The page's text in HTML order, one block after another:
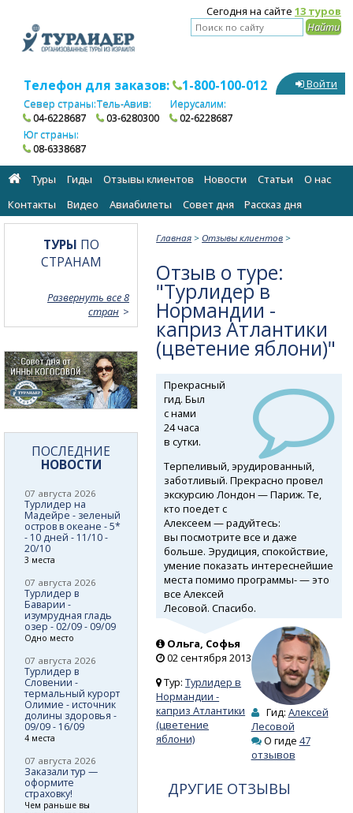
Сегодня на сайте 13 туров
Телефон для заказов: 1-800-100-012
Север страны:
04-6228687
Тель-Авив:
03-6280300
Иерусалим:
02-6228687
Юг страны:
08-6338687
Войти
Туры Гиды Отзывы клиентов Новости Статьи
О нас
Контакты
Видео Авиабилеты Cовет дня Рассказ дня
Главная > Отзывы клиентов >
Отзыв о туре:
"Турлидер в
Нормандии -
каприз Атлантики
(цветение яблони)"
Прекрасный
гид. Был
с нами
24 часа
в сутки.
Терпеливый, эрудированный,
заботливый. Прекрасно провел
экскурсию Лондон — Париж. Те,
кто поедет с
Алексеем — радуйтесь:
вы посмотрите все и даже
больше. Эрудиция, спокойствие,
умение показать интереснейшие
места помимо программы- — это
все Алексей
Лесовой. Спасибо.
Ольга, Софья
02 сентября 2013
Тур:Турлидер в
Нормандии -
каприз Атлантики
(цветение
яблони)
Гид: Алексей
Лесовой
О гиде 47
отзывов
ДРУГИЕ ОТЗЫВЫ
ТУРЫ ПО
СТРАНАМ
Развернуть все 8
стран
ПОСЛЕДНИЕ
НОВОСТИ
07 августа 2026
Турлидер на
Мадейре - зеленый
остров в океане - 5*
- 10 дней - 11/10 -
20/10
3 места
07 августа 2026
Турлидер в
Баварии -
изумрудная гладь
озер - 02/09 - 09/09
Одно место
07 августа 2026
Турлидер в
Словении -
термальный курорт
Олимие - источник
долины здоровья -
09/09 - 16/09
4 места
07 августа 2026
Заказали тур —
оформите
страховку!
Чем раньше вы